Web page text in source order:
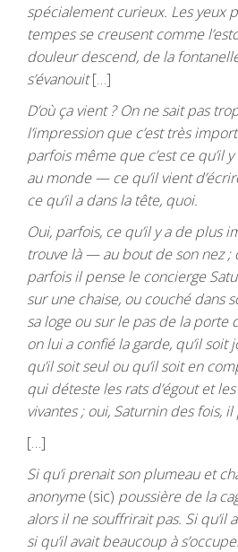
spécialement curieux. Les yeux
tempes se creusent comme
douleur descend, de la
s’évanouit[…]
D’où ça vient ? On ne sait pas
l’impression que c’est très
parfois même que c’est ce qu’il
au monde — ce qu’il vient
ce qu’il a dans la tête, quoi.
Oui, parfois, ce qu’il y a de plus
trouve là — au bout de son nez ;
parfois il pense le concierge
sur une chaise, ou couché dans
sa loge ou sur le pas de la porte
on lui a confié la garde, qu’il soit
qu’il soit seul ou qu’il soit en
qui déteste les rats d’égout et
vivantes ; oui, Saturnin des fois,
[…]
Si qu’i prenait son plumeau et
anonyme(sic) poussière de la
alors il ne souffrirait pas. Si qu’il
si qu’il avait beaucoup à